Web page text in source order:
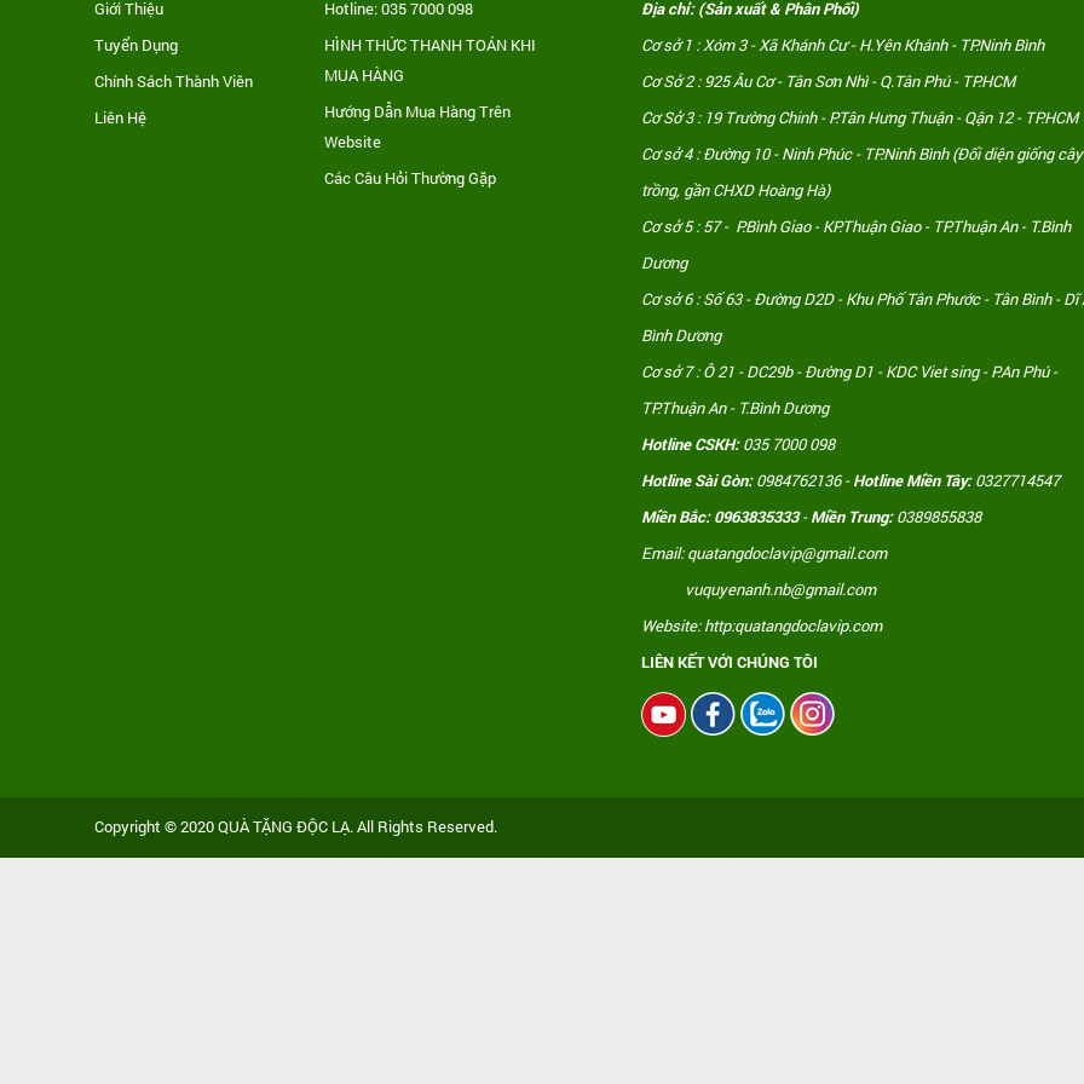
Giới Thiệu
Tuyển Dụng
Chính Sách Thành Viên
Liên Hệ
Hotline: 035 7000 098
HÌNH THỨC THANH TOÁN KHI
MUA HÀNG
Hướng Dẫn Mua Hàng Trên
Website
Các Câu Hỏi Thường Gặp
Địa chỉ: (Sản xuất & Phân Phối)
Cơ sở 1 : Xóm 3 - Xã Khánh Cư - H.Yên Khánh - TP.Ninh Bình
Cơ Sở 2 : 925 Âu Cơ - Tân Sơn Nhì - Q.Tân Phú - TP.HCM
Cơ Sở 3 : 19 Trường Chinh - P.Tân Hưng Thuận - Qận 12 - TP.HCM
Cơ sở 4 : Đường 10 - Ninh Phúc - TP.Ninh Bình (Đối diện giống cây
trồng, gần CHXD Hoàng Hà)
Cơ sở 5 : 57 - P.Bình Giao - KP.Thuận Giao - TP.Thuận An - T.Bình
Dương
Cơ sở 6 : Số 63 - Đường D2D - Khu Phố Tân Phước - Tân Bình - Dĩ
Bình Dương
Cơ sở 7 : Ô 21 - DC29b - Đường D1 - KDC Viet sing - P.An Phú -
TP.Thuận An - T.Bình Dương
Hotline CSKH:035 7000 098
Hotline Sài Gòn:0984762136 -Hotline Miền Tây:0327714547
Miền Bắc: 0963835333-Miền Trung:0389855838
Email: quatangdoclavip@gmail.com
vuquyenanh.nb@gmail.com
Website: http:quatangdoclavip.com
LIÊN KẾT VỚI CHÚNG TÔI
Copyright © 2020 QUÀ TẶNG ĐỘC LẠ. All Rights Reserved.